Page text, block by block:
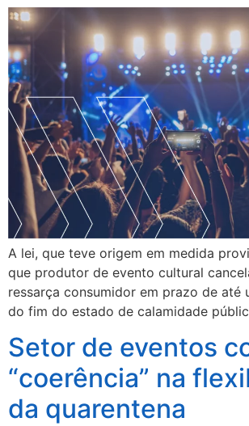
A lei, que teve origem em medida
que produtor de evento cultural
ressarça consumidor em prazo de até
do fim do estado de calamidade
Setor de eventos
“coerência” na
da quarentena